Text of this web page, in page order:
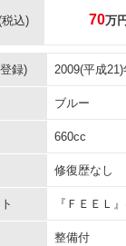
税込) 70万円
録) 2009(平成21)
ブルー
660cc
修復歴なし
『ＦＥＥＬ
整備付